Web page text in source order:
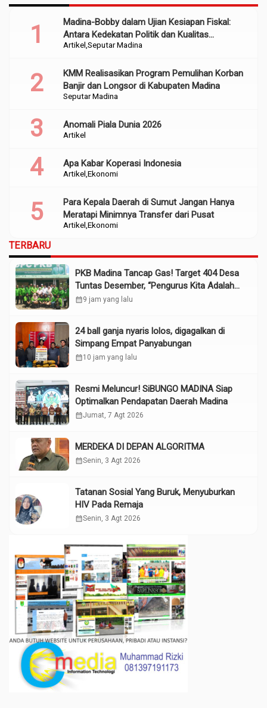
Artikel Seputar Madina
Madina-Bobby dalam Ujian Kesiapan Fiskal:
Antara Kedekatan Politik dan Kualitas
Perencanaan
Seputar Madina
KMM Realisasikan Program Pemulihan Korban
Banjir dan Longsor di Kabupaten Madina
Artikel
Anomali Piala Dunia 2026
Artikel Ekonomi
Apa Kabar Koperasi Indonesia
Artikel Ekonomi
Para Kepala Daerah di Sumut Jangan Hanya
Meratapi Minimnya Transfer dari Pusat
TERBARU
PKB Madina Tancap Gas! Target 404 Desa
Tuntas Desember, “Pengurus Kita Adalah
Tokoh”
calendar_month9 jam yang lalu
24 ball ganja nyaris lolos, digagalkan di
Simpang Empat Panyabungan
calendar_month10 jam yang lalu
Resmi Meluncur! SiBUNGO MADINA Siap
Optimalkan Pendapatan Daerah Madina
calendar_monthJumat, 7 Agt 2026
MERDEKA DI DEPAN ALGORITMA
calendar_monthSenin, 3 Agt 2026
Tatanan Sosial Yang Buruk, Menyuburkan
HIV Pada Remaja
calendar_monthSenin, 3 Agt 2026